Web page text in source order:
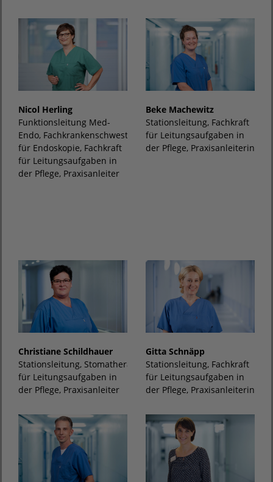
Nicol Herling
Funktionsleitung Med-
Endo, Fachkrankenschwester
für Endoskopie, Fachkraft
für Leitungsaufgaben in
der Pflege, Praxisanleiter
Beke Machewitz
Stationsleitung, Fachkraft
für Leitungsaufgaben in
der Pflege, Praxisanleiterin
Christiane Schildhauer
Stationsleitung, Stomatherapeutin, Fachkraft
für Leitungsaufgaben in
der Pflege, Praxisanleiter
Gitta Schnäpp
Stationsleitung, Fachkraft
für Leitungsaufgaben in
der Pflege, Praxisanleiterin